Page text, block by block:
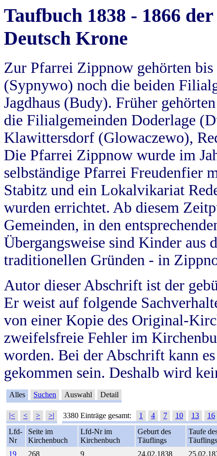
Taufbuch 1838 - 1866
Deutsch Krone
Zur Pfarrei Zippnow gehörten
(Sypnywo) noch die beiden
Jagdhaus (Budy). Früher
die Filialgemeinden Doderlage
Klawittersdorf (Glowaczewo),
Die Pfarrei Zippnow wurde im
selbständige Pfarrei Freudenfier
Stabitz und ein Lokalvikariat
wurden errichtet. Ab diesem
Gemeinden, in den
Übergangsweise sind Kinder aus
traditionellen Gründen - in
Autor dieser Abschrift ist der
Er weist auf folgende
von einer Kopie des Original-
zweifelsfreie Fehler im
worden. Bei der Abschrift kann
gekommen sein. Deshalb wird
Alles Suchen Auswahl Detail
|< < > >| 3380 Einträge gesamt: 1 4 7 10 13
16
Lfd-
Nr
Seite im
Kirchenbuch
Lfd-Nr im
Kirchenbuch
Geburt des
Täuflings
Taufe
Täuflings
19
268 9 24.02.1838